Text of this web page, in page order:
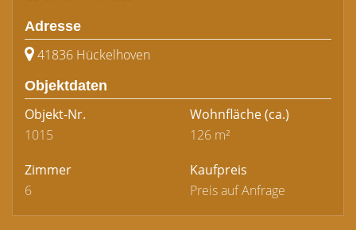
Adresse
41836 Hückelhoven
Objektdaten
Objekt-Nr.
1015
Wohnfläche(ca.)
126 m²
Zimmer
6
Kaufpreis
Preis auf Anfrage